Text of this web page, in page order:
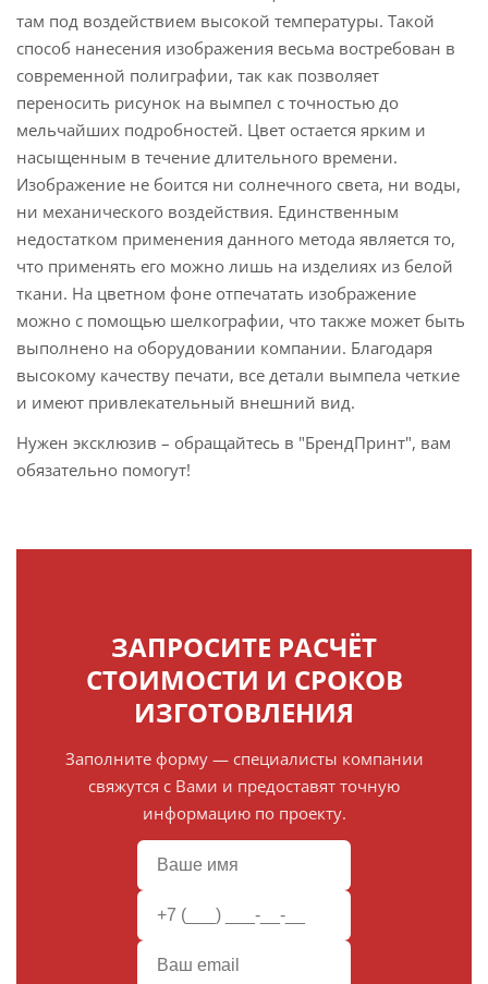
там под воздействием высокой температуры. Такой
способ нанесения изображения весьма востребован в
современной полиграфии, так как позволяет
переносить рисунок на вымпел с точностью до
мельчайших подробностей. Цвет остается ярким и
насыщенным в течение длительного времени.
Изображение не боится ни солнечного света, ни воды,
ни механического воздействия. Единственным
недостатком применения данного метода является то,
что применять его можно лишь на изделиях из белой
ткани. На цветном фоне отпечатать изображение
можно с помощью шелкографии, что также может быть
выполнено на оборудовании компании. Благодаря
высокому качеству печати, все детали вымпела четкие
и имеют привлекательный внешний вид.
Нужен эксклюзив – обращайтесь в "БрендПринт", вам
обязательно помогут!
ЗАПРОСИТЕ РАСЧЁТ
СТОИМОСТИ И СРОКОВ
ИЗГОТОВЛЕНИЯ
Заполните форму — специалисты компании
свяжутся с Вами и предоставят точную
информацию по проекту.